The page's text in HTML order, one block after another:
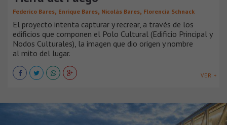
Federico Bares, Enrique Bares, Nicolás Bares, Florencia Schnack
El proyecto intenta capturar y recrear, a través de los
edificios que componen el Polo Cultural (Edificio Principal y
Nodos Culturales), la imagen que dio origen y nombre
al mito del lugar.
VER +